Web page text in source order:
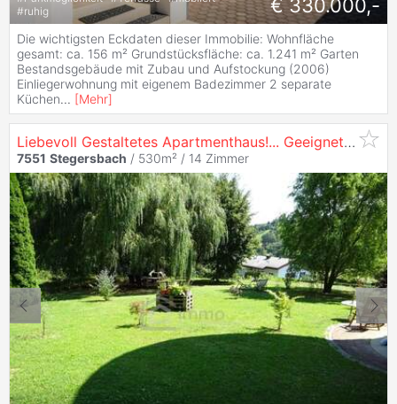
#ruhig € 330.000,-
Die wichtigsten Eckdaten dieser Immobilie: Wohnfläche
gesamt: ca. 156 m² Grundstücksfläche: ca. 1.241 m² Garten
Bestandsgebäude mit Zubau und Aufstockung (2006)
Einliegerwohnung mit eigenem Badezimmer 2 separate
Küchen... [Mehr]
Liebevoll Gestaltetes Apartmenthaus!... Geeignet Für Altenresidenz, Betreutes Wohnen, Hotel, Pension...
7551 Stegersbach / 530m² / 14 Zimmer